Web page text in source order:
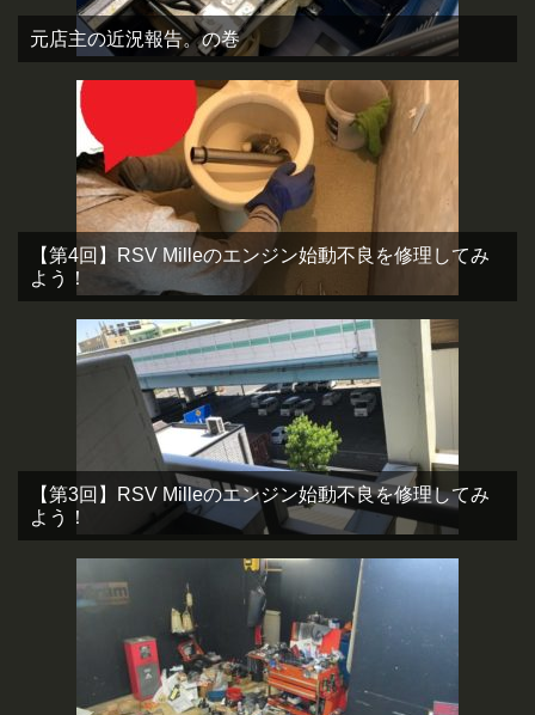
元店主の近況報告。の巻
【第4回】RSV Milleのエンジン始動不良を修理してみ
よう！
【第3回】RSV Milleのエンジン始動不良を修理してみ
よう！